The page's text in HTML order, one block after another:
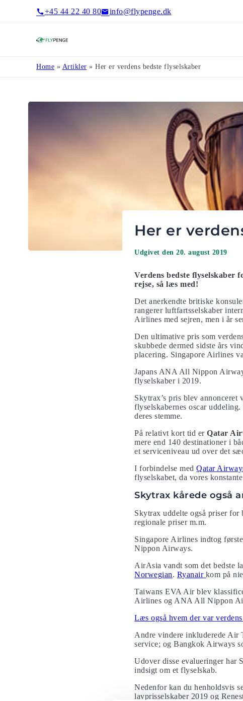
+45 44 22 40 80 info@flypenge.dk
Home » Artikler » Her er verdens bedste flyselskaber
Her er
Udgivet den 20. august 2019
Verdens bedste flyselskaber
rejse, så læs med!
Det anerkendte britiske
rangerer luftfartsselskaber
Airlines med sejren, men i år
Den ultimative pris som
skubbede dermed sidste års
placering. Singapore Airlines
Japans ANA All Nippon
flyselskaber i 2019.
Skytrax’s pris blev
flyselskabernes oscar
deres stemme.
På relativt kort tid erQatar
mere end 140 destinationer i
et serviceniveau ud over det
I forbindelse medQatar
flyselskabet, da vores
Skytrax kårede også
Skytrax uddelte også priser for
regionale priser m.m.
Singapore Airlines indtog
Nippon Airways.
AirAsia vandt som det bedste
Norwegian. Ryanair kom på
Taiwans EVA Air blev
Airlines og ANA All Nippon
Læs også hvem der var
Andre vindere inkluderede Air
service; og Bangkok Airways
Udover disse evalueringer har
indsigt om et flyselskab.
Nedenfor kan du henholdsvis
lavprisselskaber 2019 og